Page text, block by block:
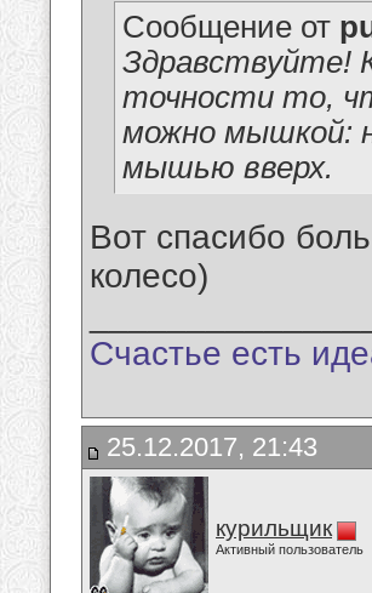
Сообщение от
Здравствуйте!
точности то,
можно мышкой:
мышью вверх.
Вот спасибо
колесо)
Счастье есть
25.12.2017, 21:43
курильщик
Активный пользователь